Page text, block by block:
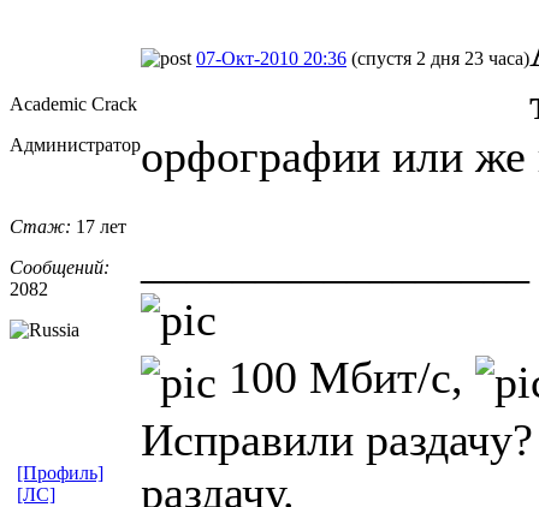
Academic Crack
Администратор
Стаж: 17 лет
Сообщений:
2082
07-Окт-2010 20:36 (спустя 2 дня 23 часа)
орфографии или же
100 Мбит/с,
Исправили
раздачу.
[Профиль]
[ЛС]